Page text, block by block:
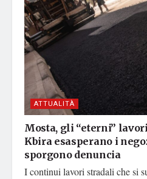
ATTUALITÀ
Mosta, gli “eterni”
Kbira esasperano i
sporgono denuncia
I continui lavori stradali che si